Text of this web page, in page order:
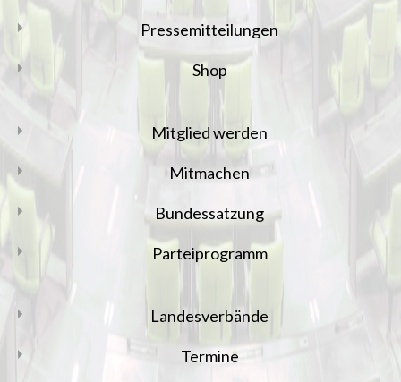
Pressemitteilungen
Shop
Mitglied werden
Mitmachen
Bundessatzung
Parteiprogramm
Landesverbände
Termine